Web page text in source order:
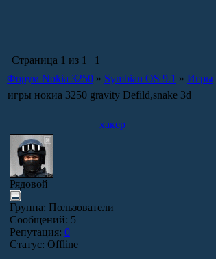
Страница 1 из 1
1
Форум Nokia 3250 » Symbian OS 9.1 » Игры
игры нокиа 3250 gravity Defild,snake 3d
хакер
Рядовой
Группа: Пользователи
Сообщений: 5
Репутация: 0
Статус: Offline